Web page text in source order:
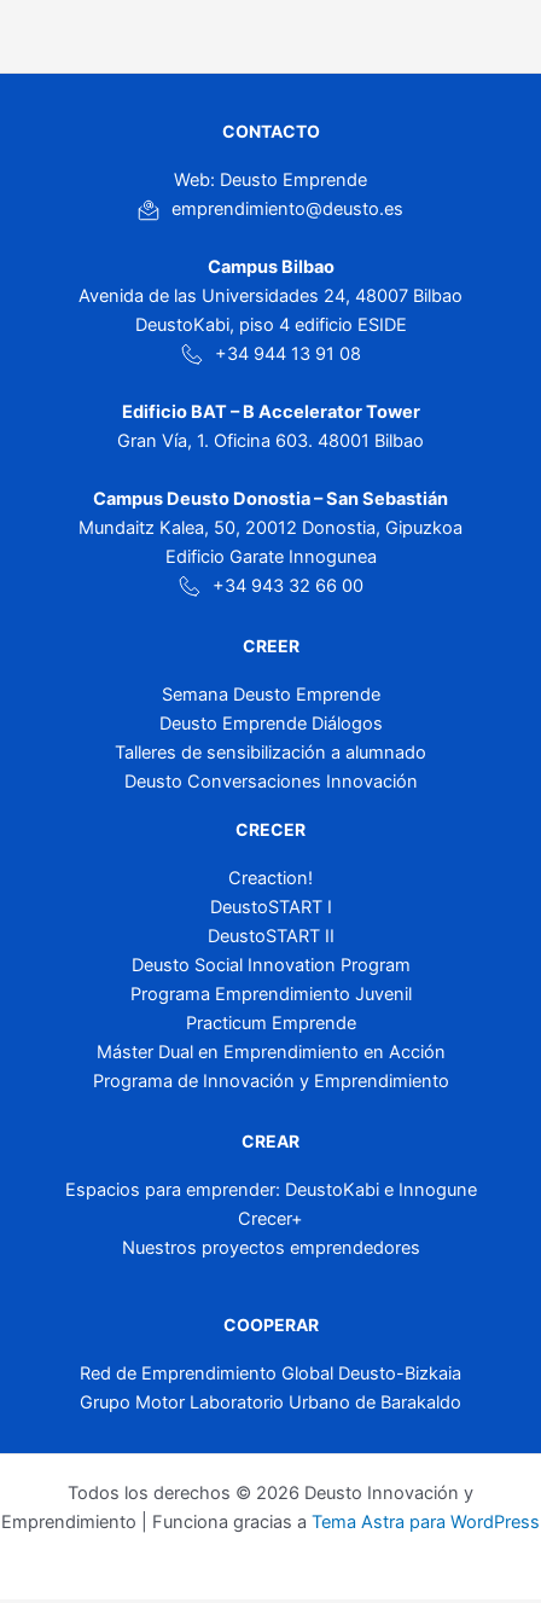
CONTACTO
Web: Deusto Emprende
emprendimiento@deusto.es
Campus Bilbao
Avenida de las Universidades 24, 48007 Bilbao
DeustoKabi, piso 4 edificio ESIDE
+34 944 13 91 08
Edificio BAT – B Accelerator Tower
Gran Vía, 1. Oficina 603. 48001 Bilbao
Campus Deusto Donostia – San Sebastián
Mundaitz Kalea, 50, 20012 Donostia, Gipuzkoa
Edificio Garate Innogunea
+34 943 32 66 00
CREER
Semana Deusto Emprende
Deusto Emprende Diálogos
Talleres de sensibilización a alumnado
Deusto Conversaciones Innovación
CRECER
Creaction!
DeustoSTART I
DeustoSTART II
Deusto Social Innovation Program
Programa Emprendimiento Juvenil
Practicum Emprende
Máster Dual en Emprendimiento en Acción
Programa de Innovación y Emprendimiento
CREAR
Espacios para emprender: DeustoKabi e Innogune
Crecer+
Nuestros proyectos emprendedores
COOPERAR
Red de Emprendimiento Global Deusto-Bizkaia
Grupo Motor Laboratorio Urbano de Barakaldo
Todos los derechos © 2026 Deusto Innovación y
Emprendimiento | Funciona gracias a Tema Astra para WordPress